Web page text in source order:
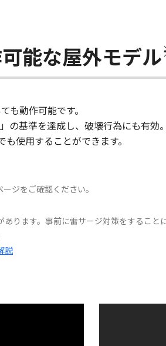
能な屋外モデル
も動作可能です。
の基準を達成し、破壊行為にも有
使用することができます。
ジをご確認ください。
ります。事前に雷サージ対策をするこ
説